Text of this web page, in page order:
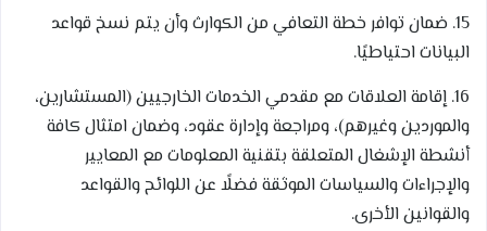
15. ضمان توافر خطة التعافي من الكوارث وأن يتم نسخ قواعد
البيانات احتياطيًا.
16. إقامة العلاقات مع مقدمي الخدمات الخارجيين (المستشارين،
والموردين وغيرهم)، ومراجعة وإدارة عقود، وضمان امتثال كافة
أنشطة الإشغال المتعلقة بتقنية المعلومات مع المعايير
والإجراءات والسياسات الموثقة فضلًا عن اللوائح والقواعد
والقوانين الأخرى.